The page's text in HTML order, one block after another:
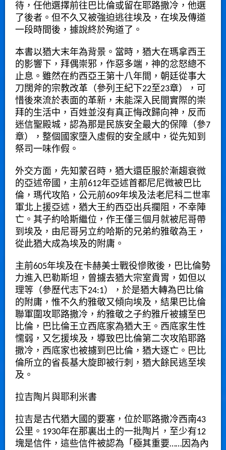
待，任他選擇前往巴比倫或留在耶路撒冷，他選
了後者。但不久又被強迫逃往埃及，在埃及傳道
一段時間後，據說終於殉道了。
本書以猶大末年為背景。當時，猶大在瑪拿西王
的影響下，拜偶崇邪，作惡多端，神的忿怒總不
止息。雖然在約西亞王第十八年間，朝廷從事大
刀闊斧的宗教改革（參列王紀下22至23章），可
惜後來流於表面的革新，未能深入民間實際的崇
拜的生活中，百姓並沒有真正悔改歸向神，反而
迷信聖殿城，認為那是民族安全最大的保障（參7
章），整個國家墮入虛假的安全感中，從先知到
祭司一味作假。
外交方面，先知蒙召時，猶大還臣服於漸趨衰微
的亞述帝國，主前612年亞述首都尼尼微被巴比
倫，瑪代攻陷，公元前609年埃及法老尼科二世率
軍北上援亞述，猶大王約西亞出兵攔阻，不幸陣
亡。其子約哈斯繼位，作王僅三個月就被尼哥帶
到埃及，由尼哥另立約哈斯的兄弟約雅敬為王，
從此猶大成為埃及的附庸。
主前605年埃及在卡赫美士戰役慘敗後，巴比倫勢
力進入巴勒斯坦，曾擄去猶大宗室貴胃，如但以
理等（參歷代志下24:1），於是猶大轉為巴比倫
的附庸，惟不久約雅敬又傾向埃及，結果巴比倫
聯軍圍攻耶路撒冷，約雅敬之子約雅斤被擄至巴
比倫，巴比倫王立西底家為猶大王。西底家生性
懦弱，又乞援埃及，導致巴比倫第二次攻陷耶路
撒冷，西底家也被擄到巴比倫，猶大逐亡。巴比
倫所立的省長基大旋即被行刺，猶大餘民逃至埃
及。
拉吉陶片與耶利米書
拉吉是古代猶大國的要塞，位於耶路撒冷西南43
公里。1930年在那裏出土的一批陶片，至少有12
塊是信件，這些信件被認為「極其重要……因為內